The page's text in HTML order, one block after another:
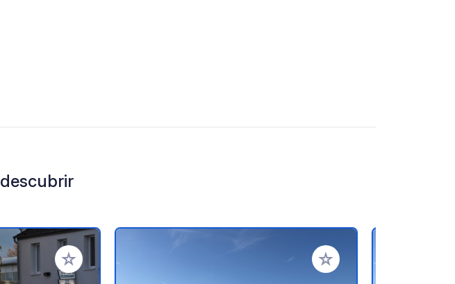
Añadir a tus favoritos